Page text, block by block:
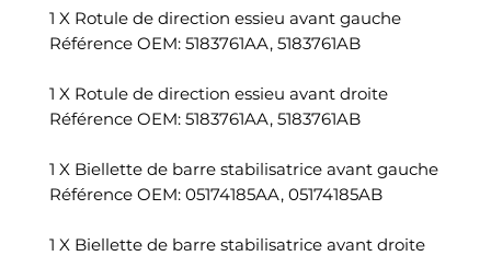
1 X Rotule de direction essieu avant gauche
Référence OEM: 5183761AA, 5183761AB
1 X Rotule de direction essieu avant droite
Référence OEM: 5183761AA, 5183761AB
1 X Biellette de barre stabilisatrice avant gauche
Référence OEM: 05174185AA, 05174185AB
1 X Biellette de barre stabilisatrice avant droite